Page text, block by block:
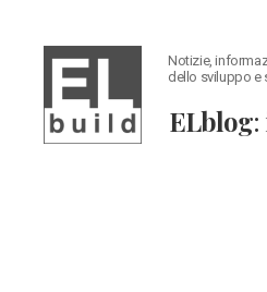
Notizie,
dello sviluppo e
ELblog